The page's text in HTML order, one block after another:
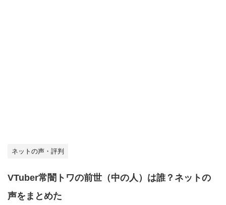
ネットの声・評判
VTuber常闇トワの前世（中の人）は誰？ネットの
声をまとめた